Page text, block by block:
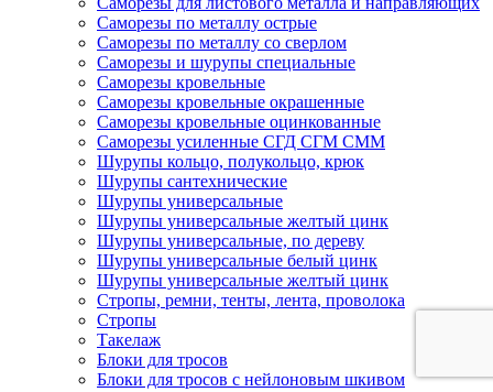
Саморезы по металлу острые
Саморезы по металлу со сверлом
Саморезы и шурупы специальные
Саморезы кровельные
Саморезы кровельные окрашенные
Саморезы кровельные оцинкованные
Саморезы усиленные СГД СГМ СММ
Шурупы кольцо, полукольцо, крюк
Шурупы сантехнические
Шурупы универсальные
Шурупы универсальные желтый цинк
Шурупы универсальные, по дереву
Шурупы универсальные белый цинк
Шурупы универсальные желтый цинк
Стропы, ремни, тенты, лента, проволока
Стропы
Такелаж
Блоки для тросов
Блоки для тросов с нейлоновым шкивом